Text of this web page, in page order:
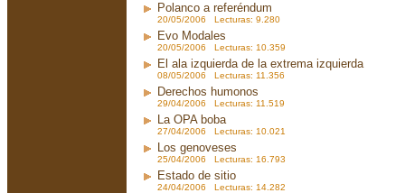
Polanco a referéndum
20/05/2006 Lecturas: 9.280
Evo Modales
20/05/2006 Lecturas: 10.359
El ala izquierda de la extrema izquierda
08/05/2006 Lecturas: 11.356
Derechos humonos
29/04/2006 Lecturas: 11.519
La OPA boba
27/04/2006 Lecturas: 10.021
Los genoveses
25/04/2006 Lecturas: 16.793
Estado de sitio
24/04/2006 Lecturas: 14.282